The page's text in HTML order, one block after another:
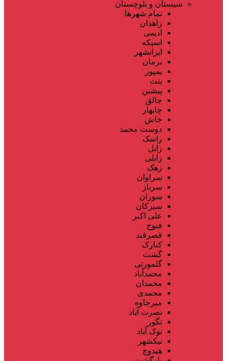
سیستان و بلوچستان
تمام شهر‌ها
زاهدان
ادیمی
اسپکه
ایرانشهر
بزمان
بمپور
بنت
پیشین
جالق
چابهار
خاش
دوست محمد
راسک
زابل
زابلی
زهک
سراوان
سرباز
سوران
سیرکان
علی اکبر
فنوج
قصرقند
کنارک
گشت
گلمورتی
محمدآباد
محمدان
محمدی
میرجاوه
نصرت آباد
نگور
نوک آباد
نیکشهر
هیدوچ